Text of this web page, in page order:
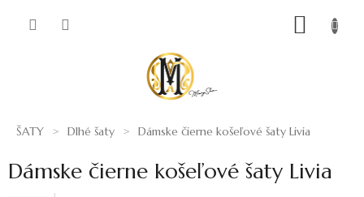
ŠATY Dlhé šaty Dámske čierne košeľové šaty Livia
Dámske čierne košeľové šaty Livia